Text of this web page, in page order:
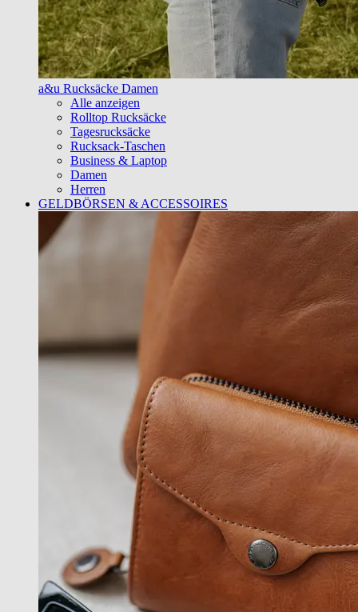
a&u Rucksäcke Damen
Alle anzeigen
Rolltop Rucksäcke
Tagesrucksäcke
Rucksack-Taschen
Business & Laptop
Damen
Herren
GELDBÖRSEN & ACCESSOIRES